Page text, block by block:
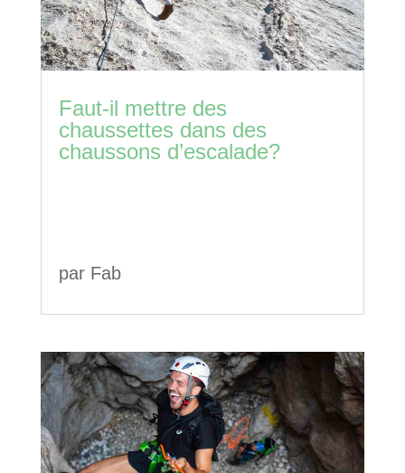
Faut-il mettre des
chaussettes dans des
chaussons d’escalade?
par Fab